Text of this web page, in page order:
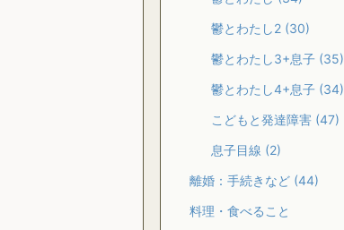
鬱とわたし2 (30)
鬱とわたし3+息子 (35)
鬱とわたし4+息子 (34)
こどもと発達障害 (47)
息子目線 (2)
離婚：手続きなど (44)
料理・食べること